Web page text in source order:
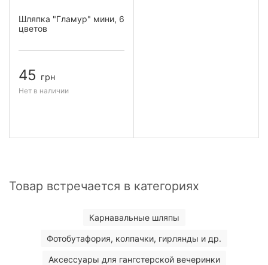
Шляпка "Гламур" мини, 6
цветов
45 грн
Нет в наличии
Товар встречается в категориях
Карнавальные шляпы
Фотобутафория, колпачки, гирлянды и др.
Аксессуары для гангстерской вечеринки